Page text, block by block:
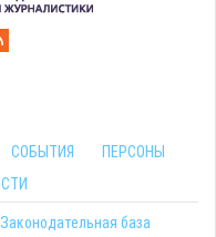
СОБЫТИЯ
ПЕРСОНЫ
Законодательная база